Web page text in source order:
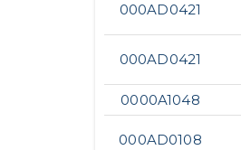
000AD0421
000AD0421
0000A1048
000AD0108